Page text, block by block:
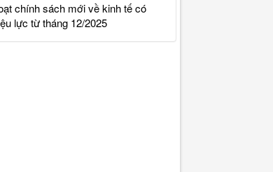
chính sách mới về kinh tế có
lực từ tháng 12/2025